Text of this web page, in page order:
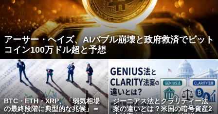
アーサー・ヘイズ、AIバブル崩壊と政府救済でビット
コイン100万ドル超と予想
BTC・ETH・XRP、「弱気相場
の最終段階に典型的な兆候」＝
ジーニアス法とクラリティー法
案の違いとは？米国の暗号資産2